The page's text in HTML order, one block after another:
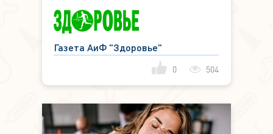
Газета АиФ "Здоровье"
0 504